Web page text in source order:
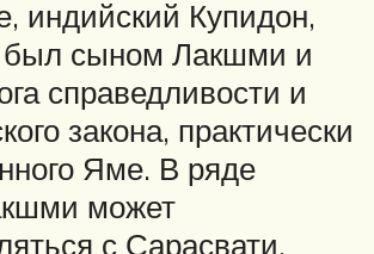
индийский Купидон,
был сыном Лакшми и
справедливости и
закона, практически
Яме. В ряде
может
с Сарасвати,